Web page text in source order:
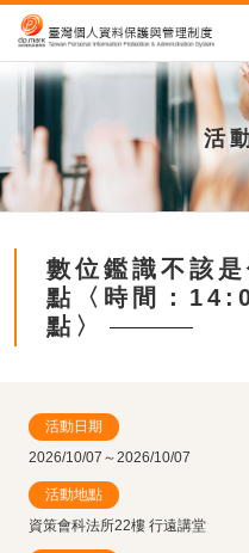
活
數位鑑識不該
點〈時間：
點〉
活動日期
2026/10/07～2026/10/07
活動地點
資策會科法所22樓 行遠講堂